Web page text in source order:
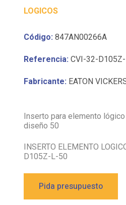
LOGICOS
Código: 847AN00266A
Referencia: CVI-32-
Fabricante: EATON
Inserto para elemento lógico
diseño 50
INSERTO ELEMENTO
D105Z-L-50
Pida presupuesto